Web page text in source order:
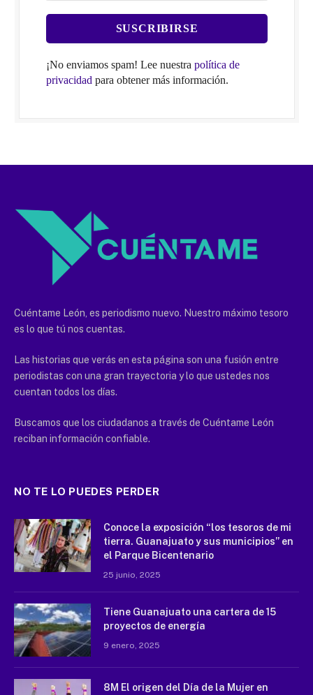
¡No enviamos spam! Lee nuestra política de
privacidad para obtener más información.
Cuéntame León, es periodismo nuevo. Nuestro máximo tesoro
es lo que tú nos cuentas.
Las historias que verás en esta página son una fusión entre
periodistas con una gran trayectoria y lo que ustedes nos
cuentan todos los días.
Buscamos que los ciudadanos a través de Cuéntame León
reciban información confiable.
NO TE LO PUEDES PERDER
Conoce la exposición “los tesoros de mi
tierra. Guanajuato y sus municipios” en
el Parque Bicentenario
25 junio, 2025
Tiene Guanajuato una cartera de 15
proyectos de energía
9 enero, 2025
8M El origen del Día de la Mujer en